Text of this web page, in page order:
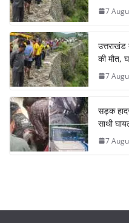
7
उत्तराखंड
की मौत,
7
सड़क
साथी
7